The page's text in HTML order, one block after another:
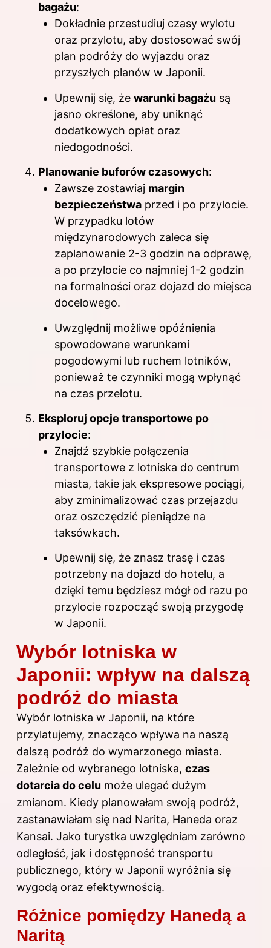
bagażu:
Dokładnie przestudiuj czasy wylotu
oraz przylotu, aby dostosować swój
plan podróży do wyjazdu oraz
przyszłych planów w Japonii.
Upewnij się, że warunki bagażu są
jasno określone, aby uniknąć
dodatkowych opłat oraz
niedogodności.
Planowanie buforów czasowych:
Zawsze zostawiaj margin
bezpieczeństwa przed i po przylocie.
W przypadku lotów
międzynarodowych zaleca się
zaplanowanie 2-3 godzin na odprawę,
a po przylocie co najmniej 1-2 godzin
na formalności oraz dojazd do miejsca
docelowego.
Uwzględnij możliwe opóźnienia
spowodowane warunkami
pogodowymi lub ruchem lotników,
ponieważ te czynniki mogą wpłynąć
na czas przelotu.
Eksploruj opcje transportowe po
przylocie:
Znajdź szybkie połączenia
transportowe z lotniska do centrum
miasta, takie jak ekspresowe pociągi,
aby zminimalizować czas przejazdu
oraz oszczędzić pieniądze na
taksówkach.
Upewnij się, że znasz trasę i czas
potrzebny na dojazd do hotelu, a
dzięki temu będziesz mógł od razu po
przylocie rozpocząć swoją przygodę
w Japonii.
Wybór lotniska w
Japonii: wpływ na dalszą
podróż do miasta
Wybór lotniska w Japonii, na które
przylatujemy, znacząco wpływa na naszą
dalszą podróż do wymarzonego miasta.
Zależnie od wybranego lotniska, czas
dotarcia do celu może ulegać dużym
zmianom. Kiedy planowałam swoją podróż,
zastanawiałam się nad Narita, Haneda oraz
Kansai. Jako turystka uwzględniam zarówno
odległość, jak i dostępność transportu
publicznego, który w Japonii wyróżnia się
wygodą oraz efektywnością.
Różnice pomiędzy Hanedą a
Naritą